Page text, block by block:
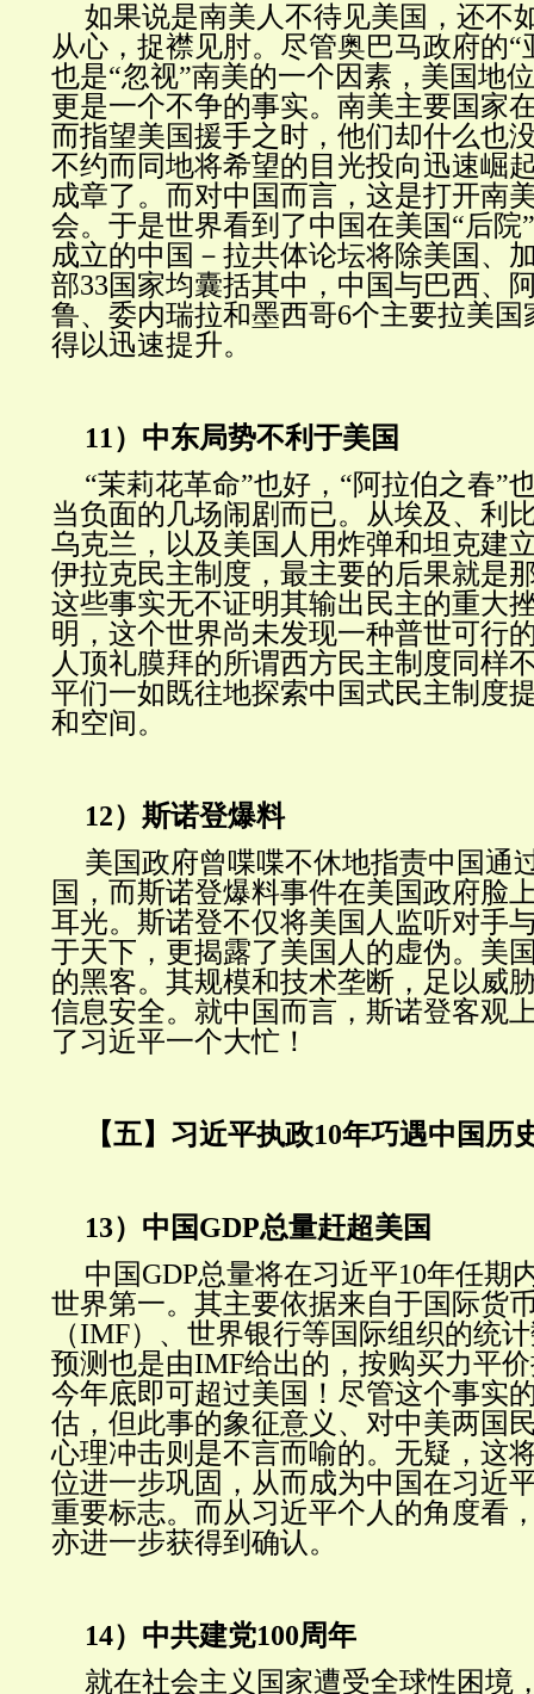
如果说是南美人不待见美国，还不
从心，捉襟见肘。尽管奥巴马政府的“
也是“忽视”南美的一个因素，美国地
更是一个不争的事实。南美主要国家
而指望美国援手之时，他们却什么也
不约而同地将希望的目光投向迅速崛
成章了。而对中国而言，这是打开南
会。于是世界看到了中国在美国“后院
成立的中国－拉共体论坛将除美国、
部33国家均囊括其中，中国与巴西、
鲁、委内瑞拉和墨西哥6个主要拉美
得以迅速提升。
11）中东局势不利于美国
“茉莉花革命”也好，“阿拉伯之春”
当负面的几场闹剧而已。从埃及、利
乌克兰，以及美国人用炸弹和坦克建
伊拉克民主制度，最主要的后果就是
这些事实无不证明其输出民主的重大
明，这个世界尚未发现一种普世可行
人顶礼膜拜的所谓西方民主制度同样
平们一如既往地探索中国式民主制度
和空间。
12）斯诺登爆料
美国政府曾喋喋不休地指责中国通
国，而斯诺登爆料事件在美国政府脸
耳光。斯诺登不仅将美国人监听对手
于天下，更揭露了美国人的虚伪。美
的黑客。其规模和技术垄断，足以威
信息安全。就中国而言，斯诺登客观
了习近平一个大忙！
【五】习近平执政10年巧遇中国历
13）中国GDP总量赶超美国
中国GDP总量将在习近平10年任期
世界第一。其主要依据来自于国际货
（IMF）、世界银行等国际组织的统
预测也是由IMF给出的，按购买力平
今年底即可超过美国！尽管这个事实
估，但此事的象征意义、对中美两国
心理冲击则是不言而喻的。无疑，这
位进一步巩固，从而成为中国在习近
重要标志。而从习近平个人的角度看
亦进一步获得到确认。
14）中共建党100周年
就在社会主义国家遭受全球性困境